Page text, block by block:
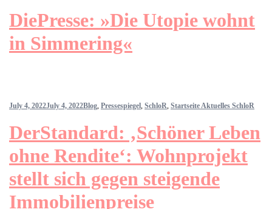
DiePresse: »Die Utopie wohnt
in Simmering«
July 4, 2022July 4, 2022Blog, Pressespiegel, SchloR, Startseite Aktuelles SchloR
DerStandard: ‚Schöner Leben
ohne Rendite‘: Wohnprojekt
stellt sich gegen steigende
Immobilienpreise